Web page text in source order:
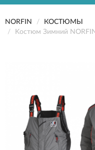
NORFIN
КОСТЮМЫ
Kостюм Зимний